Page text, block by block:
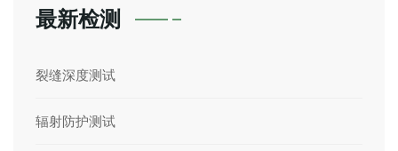
最新检测
裂缝深度测试
辐射防护测试